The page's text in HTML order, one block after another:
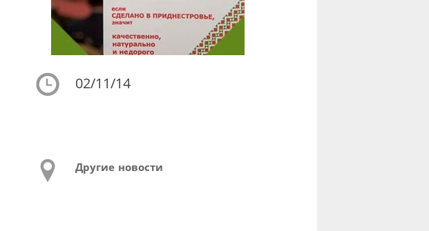
02/11/14
Другие новости